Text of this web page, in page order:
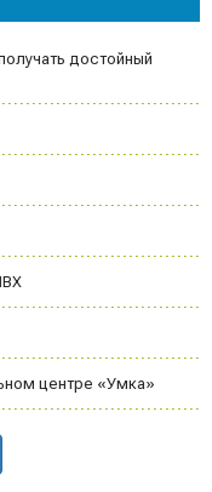
достойный
центре «Умка»